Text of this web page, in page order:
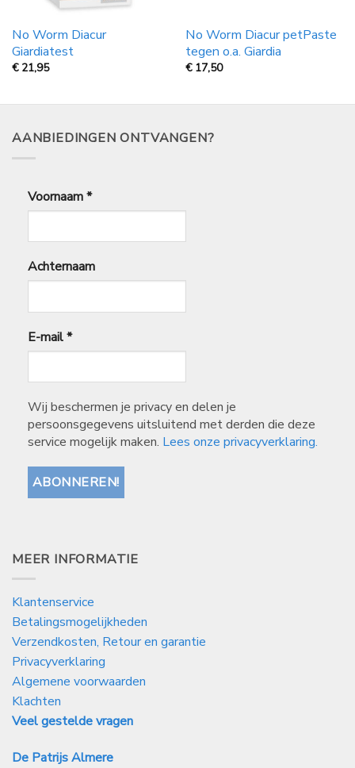
No Worm Diacur
Giardiatest
€ 21,95
No Worm Diacur petPaste
tegen o.a. Giardia
€ 17,50
AANBIEDINGEN ONTVANGEN?
Voornaam*
Achternaam
E-mail*
Wij beschermen je privacy en delen je
persoonsgegevens uitsluitend met derden die deze
service mogelijk maken. Lees onze privacyverklaring.
MEER INFORMATIE
Klantenservice
Betalingsmogelijkheden
Verzendkosten, Retour en garantie
Privacyverklaring
Algemene voorwaarden
Klachten
Veel gestelde vragen
De Patrijs Almere